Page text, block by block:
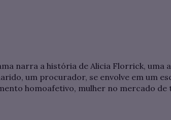
narra a história de Alicia Florrick, uma
um procurador, se envolve em um
homoafetivo, mulher no mercado